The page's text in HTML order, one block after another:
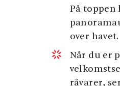
På toppen
over havet.
Når du er
råvarer,